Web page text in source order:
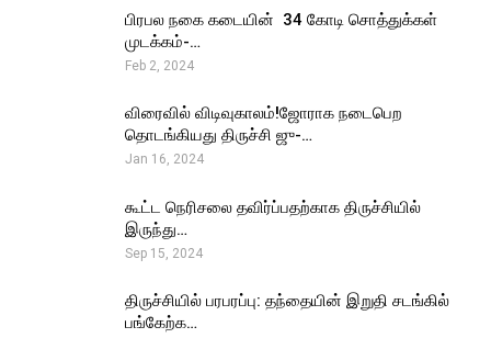
பிரபல நகை கடையின் ₹ 34 கோடி சொத்துக்கள்
முடக்கம்-…
Feb 2, 2024
விரைவில் விடிவுகாலம்!ஜோராக நடைபெற
தொடங்கியது திருச்சி ஜு-…
Jan 16, 2024
கூட்ட நெரிசலை தவிர்ப்பதற்காக திருச்சியில்
இருந்து…
Sep 15, 2024
திருச்சியில் பரபரப்பு: தந்தையின் இறுதி சடங்கில்
பங்கேற்க…